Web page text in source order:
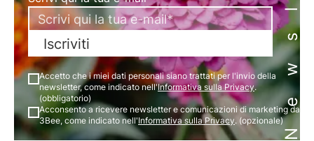
Iscriviti
Accetto che i miei dati personali siano trattati per l'invio della
newsletter, come indicato nell'Informativa sulla Privacy.
(obbligatorio)
Acconsento a ricevere newsletter e comunicazioni di marketing da
3Bee, come indicato nell'Informativa sulla Privacy. (opzionale)